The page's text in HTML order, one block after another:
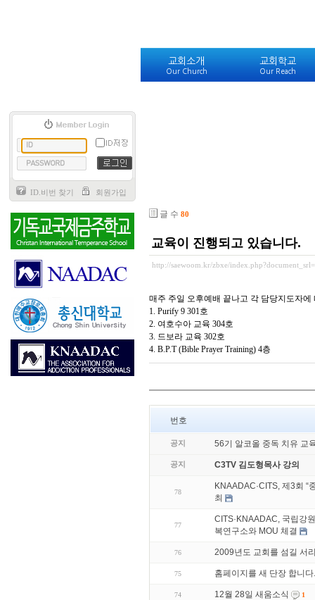
교회소개
Our Church
교회학교
Our Reach
ID.비번 찾기 회원가입
글 수 80
교육이 진행되고 있습니다.
http://saewoom.kr/zbxe/
매주 주일 오후예배 끝나고 각 담당지도자에
1. Purify 9 301호
2. 여호수아 교육 304호
3. 드보라 교육 302호
4. B.P.T (Bible Prayer Training) 4층
번호
공지 56기 알코올 중독 치유 교
공지 C3TV 김도형목사 강의
78
KNAADAC·CITS, 제3회 “
최
77
CITS·KNAADAC, 국립강
복연구소와 MOU 체결
76 2009년도 교회를 섬길 서
75 홈페이지를 새 단장 합니다.
74 12월 28일 새움소식 1